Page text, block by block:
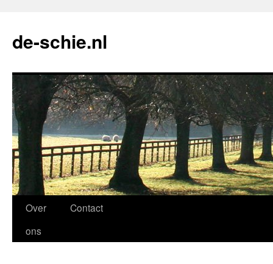
de-schie.nl
Spring
naar
Over
ons
Contact